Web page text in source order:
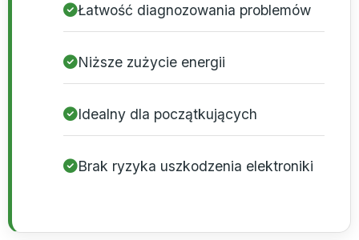
Łatwość diagnozowania problemów
Niższe zużycie energii
Idealny dla początkujących
Brak ryzyka uszkodzenia elektroniki